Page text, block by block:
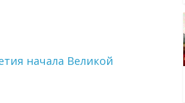
начала Великой